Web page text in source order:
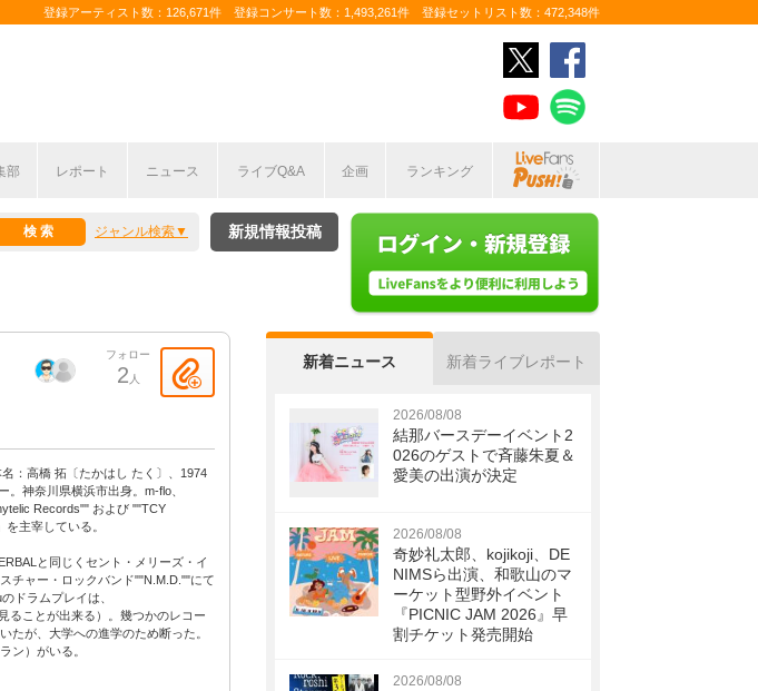
登録アーティスト数：126,671件 登録コンサート数：1,493,261件 登録セットリスト数：472,348件
部 レポート ニュース ライブQ&A 企画 ランキング
ジャンル検索 新規情報投稿
フォロー
2 人
：高橋 拓〔たかはし たく〕、1974
神奈川県横浜市出身。m-flo、
Records"" および ""TCY
主宰している。
と同じくセント・メリーズ・イ
チャー・ロックバンド""N.M.D.""にて
ドラムプレイは、
ることが出来る）。幾つかのレコー
たが、大学への進学のため断った。
ン）がいる。
新着ニュース 新着ライブレポート
2026/08/08
結那バースデーイベント2
026のゲストで斉藤朱夏＆
愛美の出演が決定
2026/08/08
奇妙礼太郎、kojikoji、DE
NIMSら出演、和歌山のマ
ーケット型野外イベント
『PICNIC JAM 2026』早
割チケット発売開始
2026/08/08